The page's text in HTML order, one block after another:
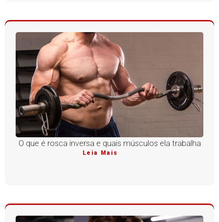
O que é rosca inversa e quais músculos ela trabalha
Leia Mais